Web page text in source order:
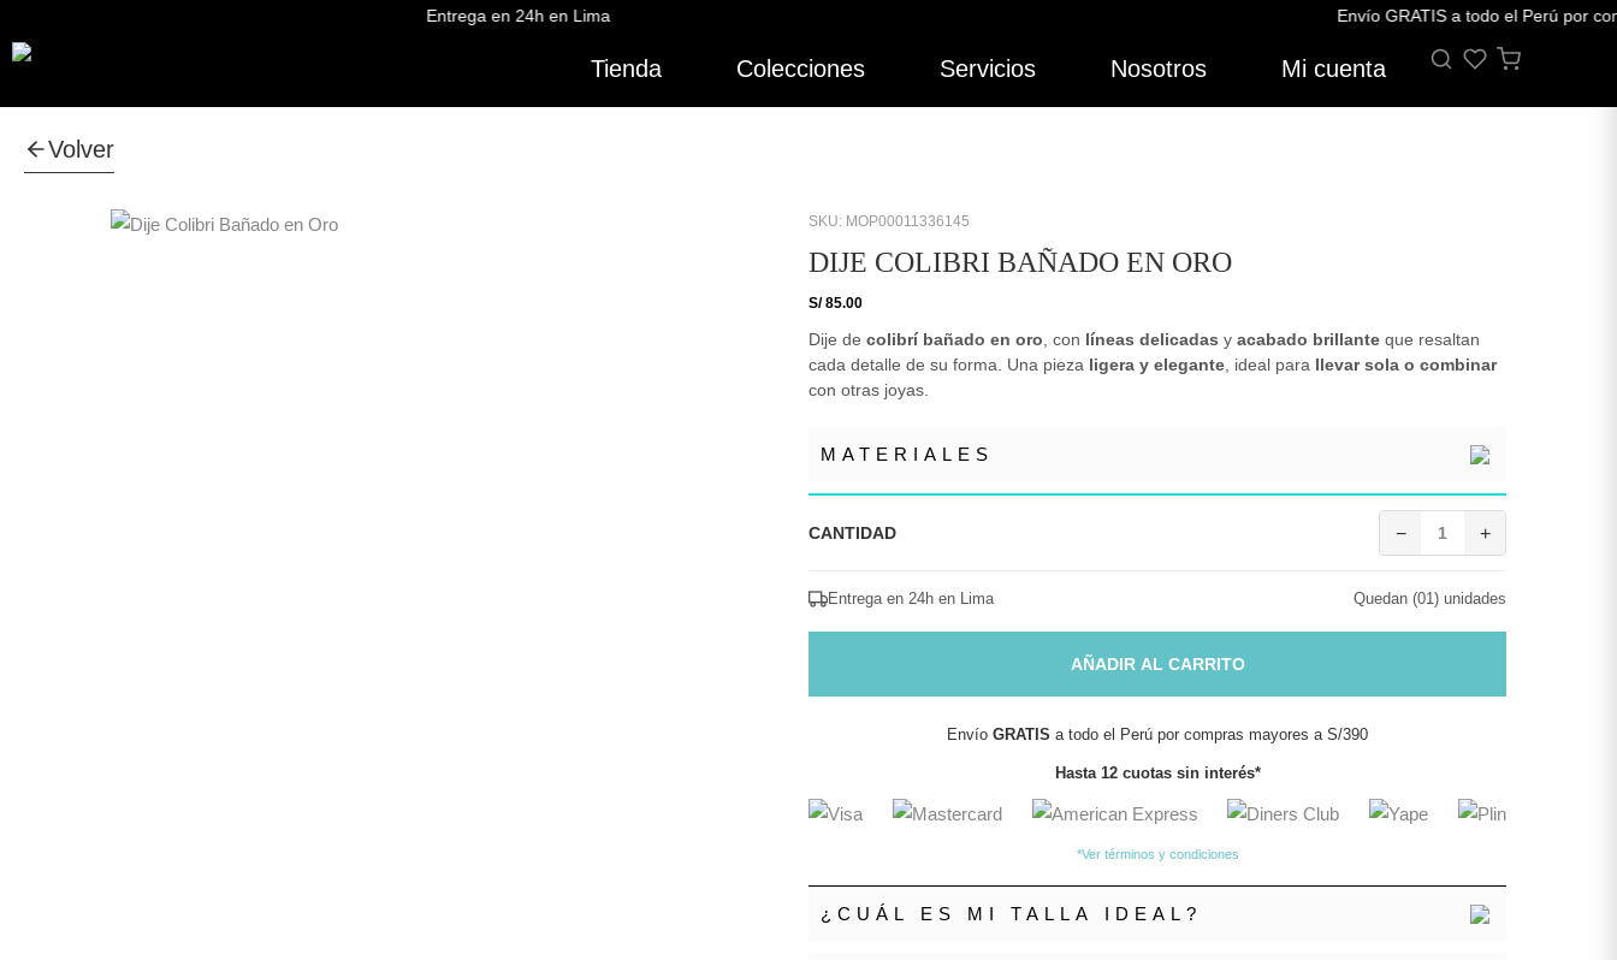
Entrega en 24h en Lima Envío GRATIS a todo el Perú por
Tienda Colecciones Servicios Nosotros Mi cuenta
Volver
SKU: MOP00011336145
DIJE COLIBRI BAÑADO EN ORO
S/85.00
Dije de colibrí bañado en oro , con líneas delicadas y acabado brillante que resaltan
cada detalle de su forma. Una pieza ligera y elegante , ideal para llevar sola o combinar
con otras joyas.
MATERIALES
CANTIDAD − 1 +
Entrega en 24h en Lima Quedan (01) unidades
AÑADIR AL CARRITO
Envío GRATIS a todo el Perú por compras mayores a S/390
Hasta 12 cuotas sin interés*
*Ver términos y condiciones
¿CUÁL ES MI TALLA IDEAL?